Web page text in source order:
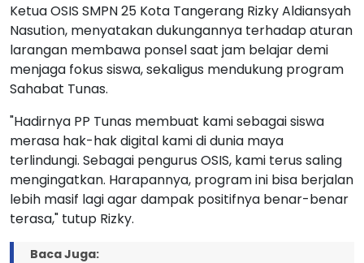
Ketua OSIS SMPN 25 Kota Tangerang Rizky Aldiansyah
Nasution, menyatakan dukungannya terhadap aturan
larangan membawa ponsel saat jam belajar demi
menjaga fokus siswa, sekaligus mendukung program
Sahabat Tunas.
"Hadirnya PP Tunas membuat kami sebagai siswa
merasa hak-hak digital kami di dunia maya
terlindungi. Sebagai pengurus OSIS, kami terus saling
mengingatkan. Harapannya, program ini bisa berjalan
lebih masif lagi agar dampak positifnya benar-benar
terasa," tutup Rizky.
Baca Juga: